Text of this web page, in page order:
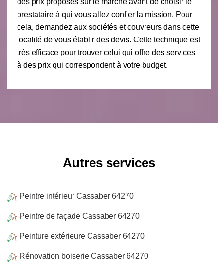
des prix proposés sur le marché avant de choisir le
prestataire à qui vous allez confier la mission. Pour
cela, demandez aux sociétés et couvreurs dans cette
localité de vous établir des devis. Cette technique est
très efficace pour trouver celui qui offre des services
à des prix qui correspondent à votre budget.
Autres services
Peintre intérieur Cassaber 64270
Peintre de façade Cassaber 64270
Peinture extérieure Cassaber 64270
Rénovation boiserie Cassaber 64270